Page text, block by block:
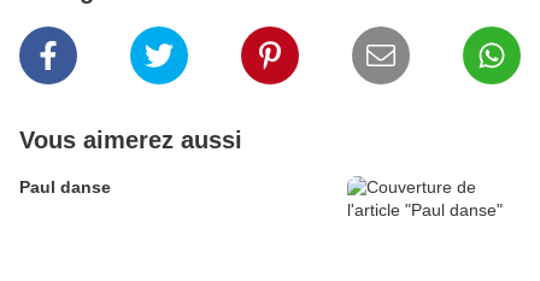
Vous aimerez aussi
Paul danse